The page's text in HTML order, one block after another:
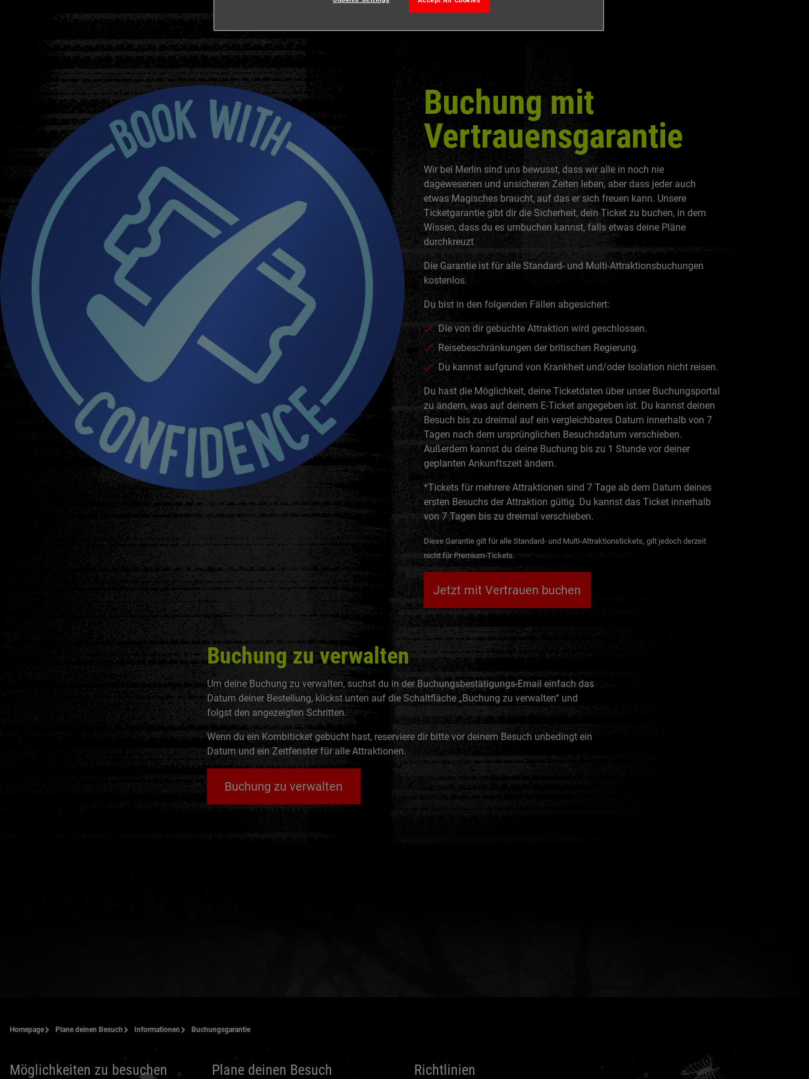
Buchung mit
Vertrauensgarantie
Wir bei Merlin sind uns bewusst, dass wir alle in noch nie
dagewesenen und unsicheren Zeiten leben, aber dass jeder auch
etwas Magisches braucht, auf das er sich freuen kann. Unsere
Ticketgarantie gibt dir die Sicherheit, dein Ticket zu buchen, in dem
Wissen, dass du es umbuchen kannst, falls etwas deine Pläne
durchkreuzt
Die Garantie ist für alle Standard- und Multi-Attraktionsbuchungen
kostenlos.
Du bist in den folgenden Fällen abgesichert:
Die von dir gebuchte Attraktion wird geschlossen.
Reisebeschränkungen der britischen Regierung.
Du kannst aufgrund von Krankheit und/oder Isolation nicht reisen.
Du hast die Möglichkeit, deine Ticketdaten über unser Buchungsportal
zu ändern, was auf deinem E-Ticket angegeben ist. Du kannst deinen
Besuch bis zu dreimal auf ein vergleichbares Datum innerhalb von 7
Tagen nach dem ursprünglichen Besuchsdatum verschieben.
Außerdem kannst du deine Buchung bis zu 1 Stunde vor deiner
geplanten Ankunftszeit ändern.
*Tickets für mehrere Attraktionen sind 7 Tage ab dem Datum deines
ersten Besuchs der Attraktion gültig. Du kannst das Ticket innerhalb
von 7 Tagen bis zu dreimal verschieben.
Diese Garantie gilt für alle Standard- und Multi-Attraktionstickets, gilt jedoch derzeit
nicht für Premium-Tickets.
Jetzt mit Vertrauen buchen
Buchung zu verwalten
Um deine Buchung zu verwalten, suchst du in der Buchungsbestätigungs-Email einfach das
Datum deiner Bestellung, klickst unten auf die Schaltfläche „Buchung zu verwalten“ und
folgst den angezeigten Schritten.
Wenn du ein Kombiticket gebucht hast, reserviere dir bitte vor deinem Besuch unbedingt ein
Datum und ein Zeitfenster für alle Attraktionen.
Buchung zu verwalten
Homepage Plane deinen Besuch Informationen Buchungsgarantie
Möglichkeiten zu besuchen Plane deinen Besuch Richtlinien